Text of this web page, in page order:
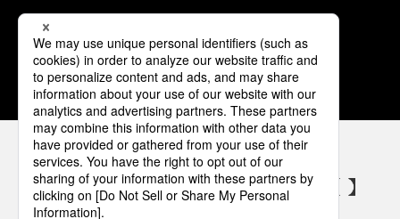
1 2 3 4 5
パナソニックの電気設備 SNSアカウント